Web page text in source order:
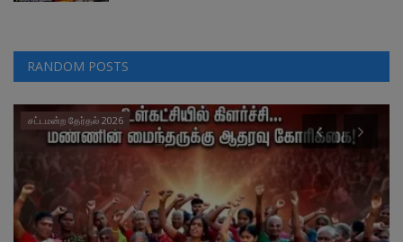
RANDOM POSTS
சட்டமன்ற தேர்தல் 2026